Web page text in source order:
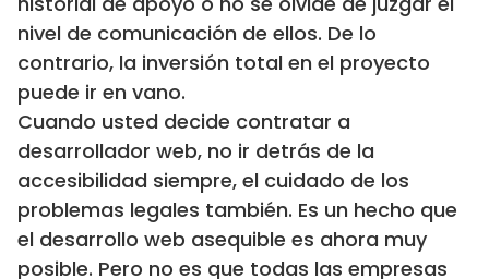
nivel de comunicación de ellos. De lo
contrario, la inversión total en el proyecto
puede ir en vano.
Cuando usted decide contratar a
desarrollador web, no ir detrás de la
accesibilidad siempre, el cuidado de los
problemas legales también. Es un hecho que
el desarrollo web asequible es ahora muy
posible. Pero no es que todas las empresas